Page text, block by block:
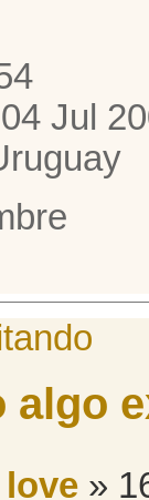
04 Jul
algo
»